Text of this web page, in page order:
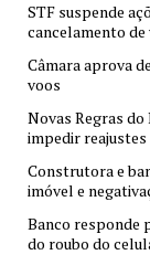
STF suspende
cancelamento de
Câmara aprova
voos
Novas Regras
impedir reajustes
Construtora e
imóvel e
Banco responde
do roubo do